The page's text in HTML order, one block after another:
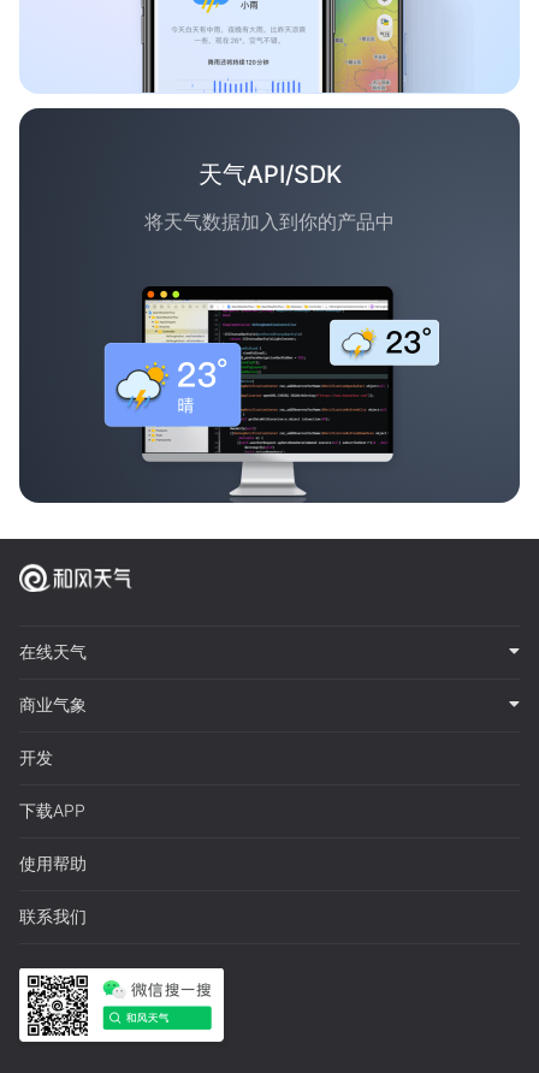
天气API/SDK
将天气数据加入到你的产品中
在线天气
商业气象
开发
下载APP
使用帮助
联系我们